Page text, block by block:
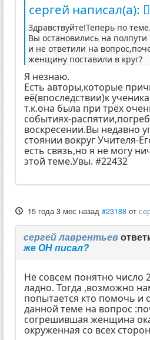
сергей написал(а):
Здравствуйте!Теперь по
Вы остановились на
и не ответили на
женщину поставили в круг?
Я незнаю.
Есть авторы,которые
её(впоследствии)к
т.к.она была при трёх
событиях-
воскресении.Вы недавно
стоянии вокруг Учителя-
есть связь,но я не могу
этой теме.Увы. #22432
15 года 3 мес назад #23188 от
сергей лаврентьев
же ОН писал?
Не совсем понятно число
ладно. Тогда ,возможно
попытается кто помочь и
данной теме на вопрос
согрешившая женщина
окруженная со всех